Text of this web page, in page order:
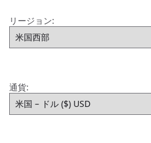
リージョン:
通貨: